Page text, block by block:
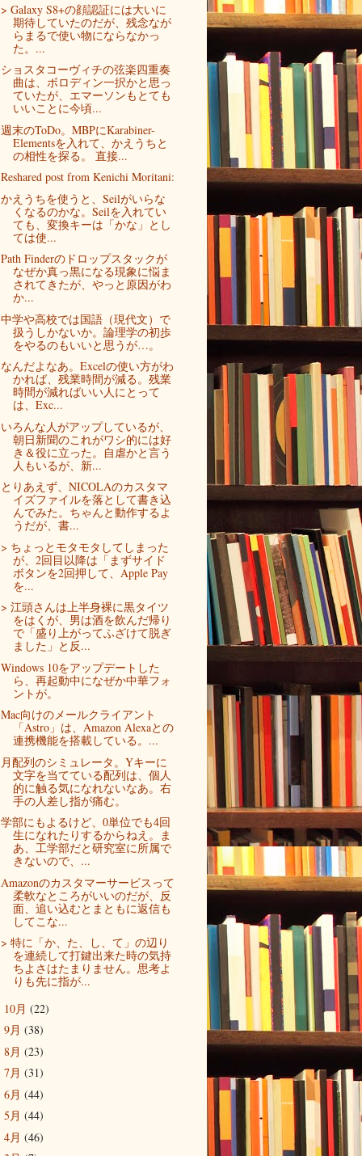
> Galaxy S8+の顔認証には大いに
期待していたのだが、残念なが
らまるで使い物にならなかっ
た。...
ショスタコーヴィチの弦楽四重奏
曲は、ボロディン一択かと思っ
ていたが、エマーソンもとても
いいことに今頃...
週末のToDo。MBPにKarabiner-
Elementsを入れて、かえうちと
の相性を探る。 直接...
Reshared post from Kenichi Moritani:
かえうちを使うと、Seilがいらな
くなるのかな。Seilを入れてい
ても、変換キーは「かな」とし
ては使...
Path Finderのドロップスタックが
なぜか真っ黒になる現象に悩ま
されてきたが、やっと原因がわ
か...
中学や高校では国語（現代文）で
扱うしかないか。論理学の初歩
をやるのもいいと思うが…。
なんだよなあ。Excelの使い方がわ
かれば、残業時間が減る。残業
時間が減ればいい人にとって
は、Exc...
いろんな人がアップしているが、
朝日新聞のこれがワシ的には好
き＆役に立った。自虐かと言う
人もいるが、新...
とりあえず、NICOLAのカスタマ
イズファイルを落として書き込
んでみた。ちゃんと動作するよ
うだが、書...
> ちょっとモタモタしてしまった
が、2回目以降は「まずサイド
ボタンを2回押して、Apple Pay
を...
> 江頭さんは上半身裸に黒タイツ
をはくが、男は酒を飲んだ帰り
で「盛り上がってふざけて脱ぎ
ました」と反...
Windows 10をアップデートした
ら、再起動中になぜか中華フォ
ントが。
Mac向けのメールクライアント
「Astro」は、Amazon Alexaとの
連携機能を搭載している。...
月配列のシミュレータ。Yキーに
文字を当てている配列は、個人
的に触る気になれないなあ。右
手の人差し指が痛む。
学部にもよるけど、0単位でも4回
生になれたりするからねえ。ま
あ、工学部だと研究室に所属で
きないので、...
Amazonのカスタマーサービスって
柔軟なところがいいのだが、反
面、追い込むとまともに返信も
してこな...
> 特に「か、た、し、て」の辺り
を連続して打鍵出来た時の気持
ちよさはたまりません。思考よ
りも先に指が...
10月 (22)
9月 (38)
8月 (23)
7月 (31)
6月 (44)
5月 (44)
4月 (46)